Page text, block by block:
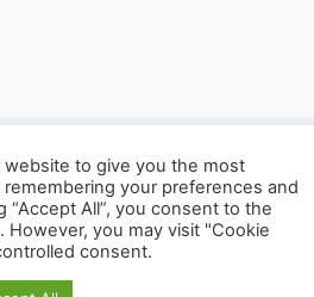
2501.eu Gute Filme |
to give you the most
your preferences and
“Accept All”, you consent to the
However, you may visit "Cookie
consent.